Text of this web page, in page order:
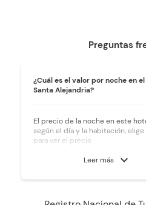
Preguntas
¿Cuál es el valor por noche en
Santa Alejandria?
El precio de la noche en este
según el día y la habitación, elige
para ver el precio
Leer más
expand_more